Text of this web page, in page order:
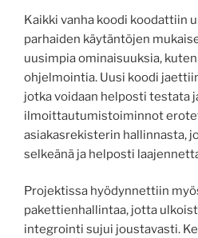
Kaikki vanha koodi koodattiin
parhaiden käytäntöjen
uusimpia ominaisuuksia,
ohjelmointia. Uusi koodi
jotka voidaan helposti testata
ilmoittautumistoiminnot
asiakasrekisterin hallinnasta,
selkeänä ja helposti
Projektissa hyödynnettiin
pakettienhallintaa, jotta
integrointi sujui joustavasti.